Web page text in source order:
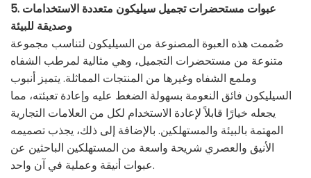
5. عبوات مستحضرات تجميل سيليكون متعددة الاستخدامات
وصديقة للبيئة
صُممت هذه العبوة المصنوعة من السيليكون لتناسب مجموعة
متنوعة من مستحضرات التجميل، وهي مثالية لمرطب الشفاه
وملمع الشفاه وغيرها من المنتجات المماثلة. يتميز أنبوب
السيليكون فائق النعومة بسهولة الضغط عليه وإعادة تعبئته، مما
يجعله خيارًا قابلاً لإعادة الاستخدام لكل من العلامات التجارية
المهتمة بالبيئة والمستهلكين. بالإضافة إلى ذلك، يجذب تصميمه
الأنيق والعصري شريحة واسعة من المستهلكين الباحثين عن
عبوات أنيقة وعملية في آن واحد.